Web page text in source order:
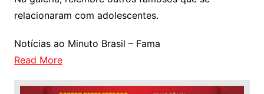
relacionaram com adolescentes.
Notícias ao Minuto Brasil – Fama
Read More